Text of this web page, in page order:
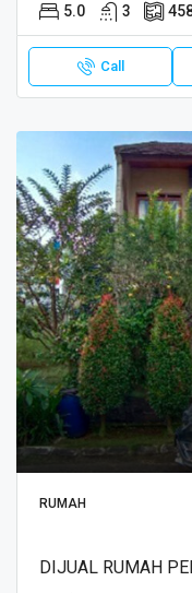
5.0 3
Call
RUMAH
DIJUAL RUMAH